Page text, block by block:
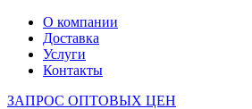
О компании
Доставка
Услуги
Контакты
ЗАПРОС ОПТОВЫХ ЦЕН